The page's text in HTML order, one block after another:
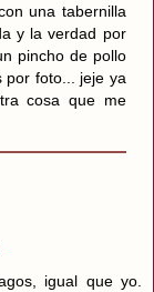
una tabernilla
y la verdad por
pincho de pollo
por foto... jeje ya
cosa que me
igual que yo.